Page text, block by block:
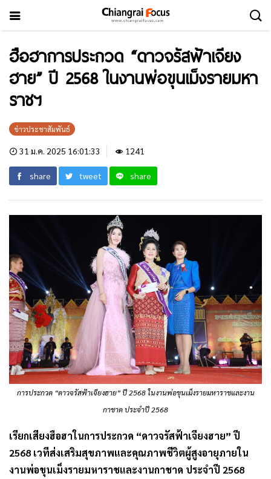
ฮือฮาการประกวด “ดาวจรัสฟ้าเจียง
ฮาย” ปี 2568 ในงานพ่อขุนเม็งรายมหา
ราชฯ
ข่าวประชาสัมพันธ์
31 ม.ค. 2025 16:01:33 1241
share tweet share
การประกวด “ดาวจรัสฟ้าเจียงฮาย” ปี 2568 ในงานพ่อขุนเม็งรายมหาราชและงาน
กาชาด ประจำปี 2568
เรียกเสียงฮือฮาในการประกวด “ดาวจรัสฟ้าเจียงฮาย” ปี
2568 เวทีส่งเสริมสุขภาพและคุณภาพชีวิตผู้สูงอายุภายใน
งานพ่อขุนเม็งรายมหาราชและงานกาชาด ประจำปี 2568